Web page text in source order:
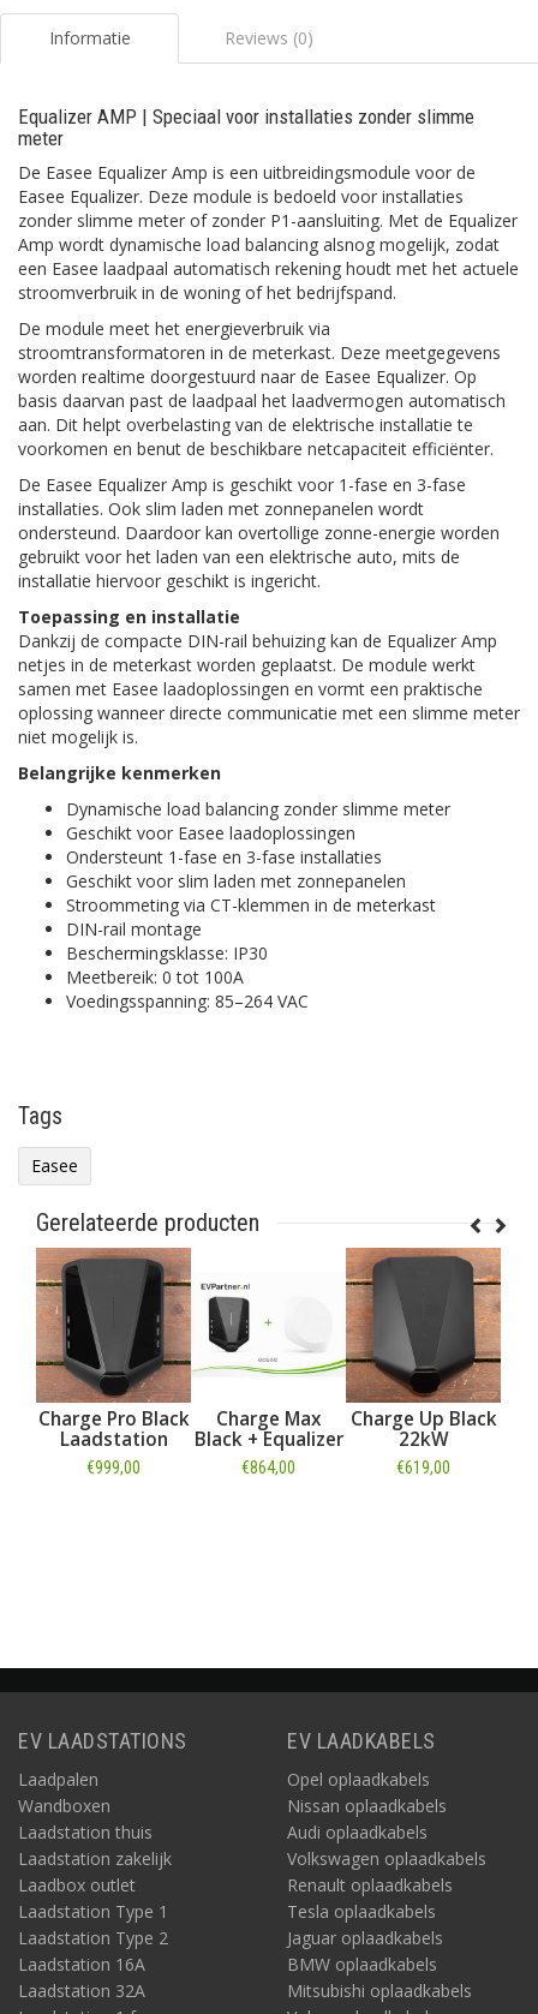
Informatie Reviews (0)
Equalizer AMP | Speciaal voor installaties zonder slimme
meter
De Easee Equalizer Amp is een uitbreidingsmodule voor de
Easee Equalizer. Deze module is bedoeld voor installaties
zonder slimme meter of zonder P1-aansluiting. Met de Equalizer
Amp wordt dynamische load balancing alsnog mogelijk, zodat
een Easee laadpaal automatisch rekening houdt met het actuele
stroomverbruik in de woning of het bedrijfspand.
De module meet het energieverbruik via
stroomtransformatoren in de meterkast. Deze meetgegevens
worden realtime doorgestuurd naar de Easee Equalizer. Op
basis daarvan past de laadpaal het laadvermogen automatisch
aan. Dit helpt overbelasting van de elektrische installatie te
voorkomen en benut de beschikbare netcapaciteit efficiënter.
De Easee Equalizer Amp is geschikt voor 1-fase en 3-fase
installaties. Ook slim laden met zonnepanelen wordt
ondersteund. Daardoor kan overtollige zonne-energie worden
gebruikt voor het laden van een elektrische auto, mits de
installatie hiervoor geschikt is ingericht.
Toepassing en installatie
Dankzij de compacte DIN-rail behuizing kan de Equalizer Amp
netjes in de meterkast worden geplaatst. De module werkt
samen met Easee laadoplossingen en vormt een praktische
oplossing wanneer directe communicatie met een slimme meter
niet mogelijk is.
Belangrijke kenmerken
Dynamische load balancing zonder slimme meter
Geschikt voor Easee laadoplossingen
Ondersteunt 1-fase en 3-fase installaties
Geschikt voor slim laden met zonnepanelen
Stroommeting via CT-klemmen in de meterkast
DIN-rail montage
Beschermingsklasse: IP30
Meetbereik: 0 tot 100A
Voedingsspanning: 85–264 VAC
Tags
Easee
Gerelateerde producten
Max
Black
Charge Pro Black
Laadstation
Charge Max
Black + Equalizer
Charge Up
EV LAADSTATIONS
Laadpalen
Wandboxen
Laadstation thuis
Laadstation zakelijk
Laadbox outlet
Laadstation Type 1
Laadstation Type 2
Laadstation 16A
Laadstation 32A
EV LAADKABELS
Opel oplaadkabels
Nissan oplaadkabels
Audi oplaadkabels
Volkswagen oplaadkabels
Renault oplaadkabels
Tesla oplaadkabels
Jaguar oplaadkabels
BMW oplaadkabels
Mitsubishi oplaadkabels